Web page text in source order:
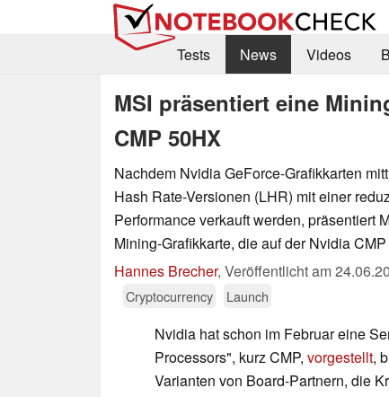
Tests
News Videos
MSI präsentiert eine
CMP 50HX
Nachdem Nvidia GeForce-Grafikkarten
Hash Rate-Versionen (LHR) mit einer
Performance verkauft werden, präsentiert
Mining-Grafikkarte, die auf der Nvidia
Hannes Brecher, Veröffentlicht am
Cryptocurrency
Launch
Nvidia hat schon im Februar eine
Processors", kurz CMP, vorgestellt,
Varianten von Board-Partnern, die